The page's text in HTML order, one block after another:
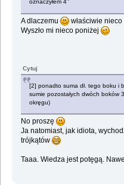
oznaczyłem 4
A dlaczemu
właściwie
Wyszło mi nieco poniżej
Cytuj
[2] ponadto suma dł. tego boku i
sumie pozostałych dwóch boków
okręgu)
No proszę
Ja natomiast, jak idiota,
trójkątów
Taaa. Wiedza jest potęgą.